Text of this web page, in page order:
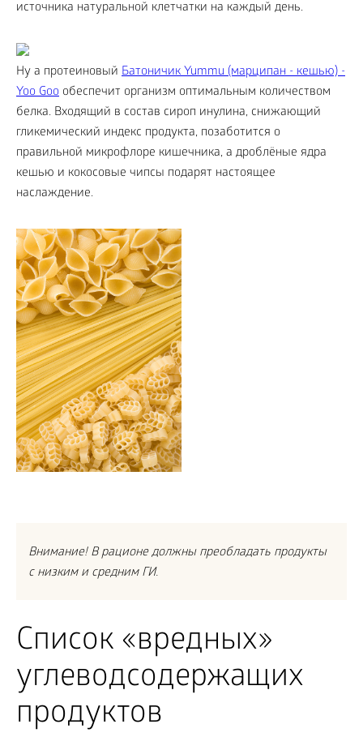
источника натуральной клетчатки на каждый день.
Ну а протеиновый Батоничик Yummu (марципан - кешью) -
Yoo Goo обеспечит организм оптимальным количеством
белка. Входящий в состав сироп инулина, снижающий
гликемический индекс продукта, позаботится о
правильной микрофлоре кишечника, а дроблёные ядра
кешью и кокосовые чипсы подарят настоящее
наслаждение.
Внимание! В рационе должны преобладать продукты
с низким и средним ГИ.
Список «вредных»
углеводсодержащих
продуктов